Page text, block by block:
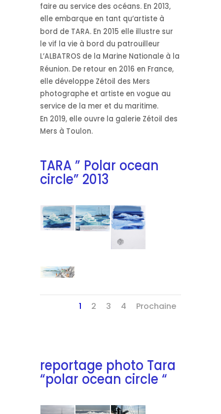
faire au service des océans. En 2013,
elle embarque en tant qu’artiste à
bord de TARA. En 2015 elle illustre sur
le vif la vie à bord du patrouilleur
L’ALBATROS de la Marine Nationale à la
Réunion. De retour en 2016 en France,
elle développe Zétoil des Mers
photographe et artiste en vogue au
service de la mer et du maritime.
En 2019, elle ouvre la galerie Zétoil des
Mers à Toulon.
TARA ” Polar ocean
circle” 2013
1 2 3 4 Prochaine
reportage photo Tara
“polar ocean circle “